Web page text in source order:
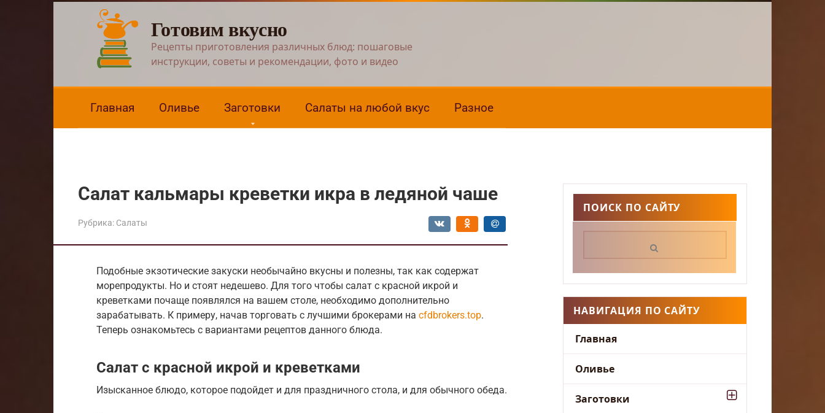
Готовим вкусно
Рецепты приготовления различных блюд: пошаговые
инструкции, советы и рекомендации, фото и видео
Главная Оливье Заготовки Салаты на любой вкус Разное
Салат кальмары креветки икра в ледяной чаше
Рубрика: Салаты
Подобные экзотические закуски необычайно вкусны и полезны, так как содержат
морепродукты. Но и стоят недешево. Для того чтобы салат с красной икрой и
креветками почаще появлялся на вашем столе, необходимо дополнительно
зарабатывать. К примеру, начав торговать с лучшими брокерами на cfdbrokers.top.
Теперь ознакомьтесь с вариантами рецептов данного блюда.
Салат с красной икрой и креветками
Изысканное блюдо, которое подойдет и для праздничного стола, и для обычного обеда.
ПОИСК ПО САЙТУ
НАВИГАЦИЯ ПО САЙТУ
Главная
Оливье
Заготовки